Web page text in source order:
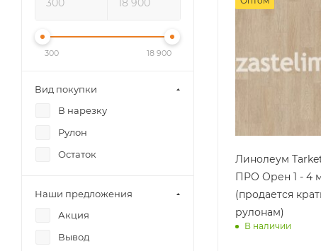
Линолеум
ПРО Орен 1 - 4
(продается
рулонам)
В наличии
300 18 900
Вид покупки
В нарезку
Рулон
Остаток
Наши предложения
Акция
Вывод